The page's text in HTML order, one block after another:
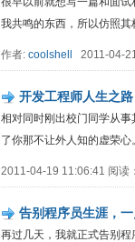
我共鸣的东西，所以仿照
作者: coolshell 2011-04-
开发工程师人生之路
相对同时刚出校门同学从
了你那不让外人知的虚荣
2011-04-19 11:06:41 阅读
告别程序员生涯，
再过几天，我就正式告别